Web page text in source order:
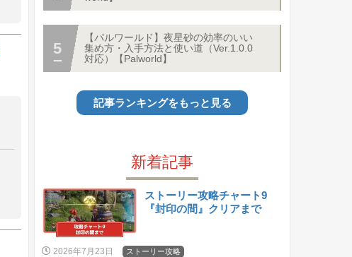
【パルワールド】夜星砂の効率のいい
集め方・入手方法と使い道（Ver.1.0.0
対応）【Palworld】
記事ランキングをもっと見る
新着記事
ストーリー攻略チャート9
『封印の間』クリアまで
2026年7月23日 ストーリー攻略